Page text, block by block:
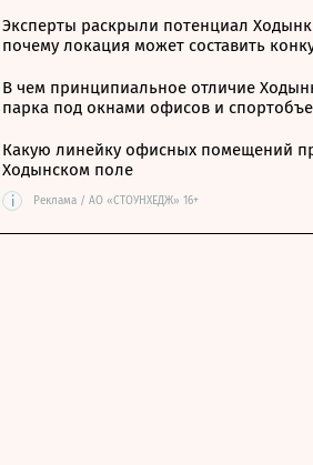
Эксперты раскрыли потенциал
почему локация может составить
В чем принципиальное отличие
парка под окнами офисов и
Какую линейку офисных помещений
Ходынском поле
i Реклама / АО «СТОУНХЕДЖ» 16+